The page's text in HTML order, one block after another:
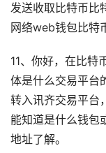
发送收取比特币比
网络web钱包比特
11、你好，在比特
体是什么交易平台
转入讯齐交易平台
能知道是什么钱包
地址了解。